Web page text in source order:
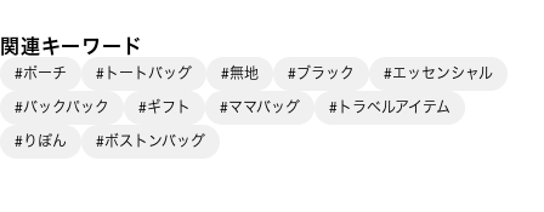
関連キーワード
#ポーチ #トートバッグ #無地 #ブラック
#エッセンシャル
#バックパック
#ギフト #ママバッグ
#トラベルアイテム
#りぼん
#ボストンバッグ